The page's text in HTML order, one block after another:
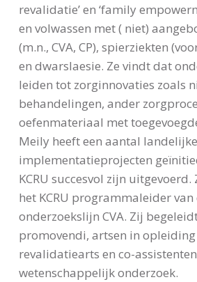
revalidatie’ en ‘family
en volwassen met ( niet)
(m.n., CVA, CP), spierziekten
en dwarslaesie. Ze vindt dat
leiden tot zorginnovaties zoals
behandelingen, ander
oefenmateriaal met
Meily heeft een aantal landelijke
implementatieprojecten
KCRU succesvol zijn
het KCRU programmaleider van
onderzoekslijn CVA. Zij
promovendi, artsen in
revalidatiearts en co-
wetenschappelijk onderzoek.